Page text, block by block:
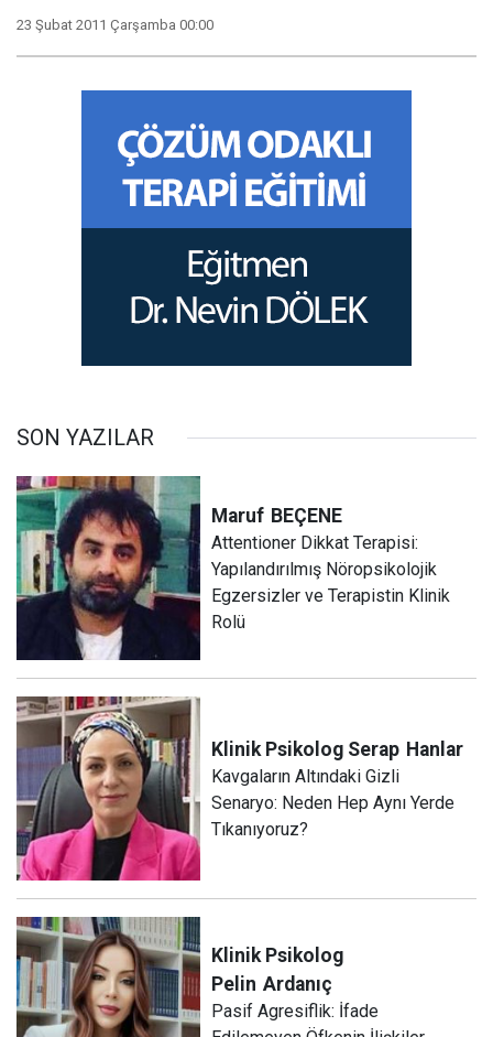
23 Şubat 2011 Çarşamba 00:00
SON YAZILAR
Maruf BEÇENE
Attentioner Dikkat Terapisi:
Yapılandırılmış Nöropsikolojik
Egzersizler ve Terapistin Klinik
Rolü
Klinik Psikolog Serap Hanlar
Kavgaların Altındaki Gizli
Senaryo: Neden Hep Aynı Yerde
Tıkanıyoruz?
Klinik Psikolog
Pelin Ardanıç
Pasif Agresiflik: İfade